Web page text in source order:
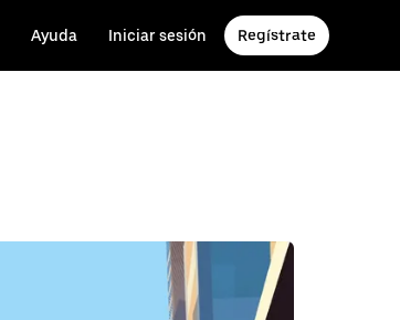
Ayuda Iniciar sesión Regístrate